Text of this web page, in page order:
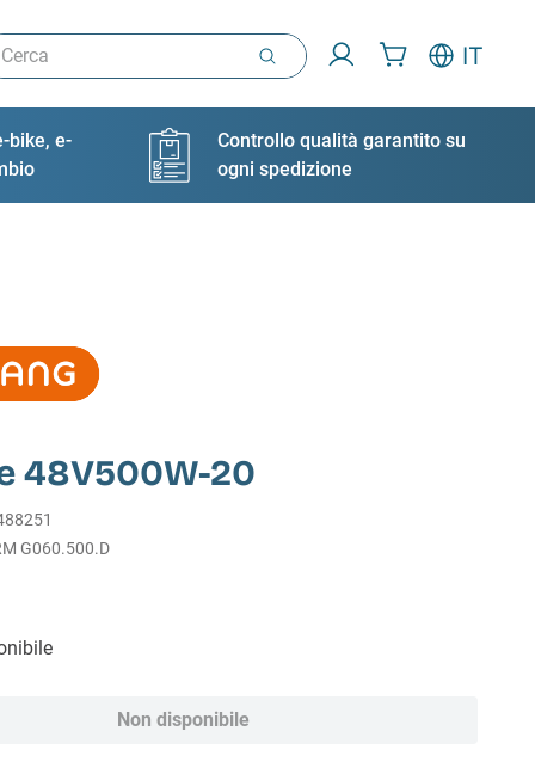
IT
bike, e-
Controllo qualità garantito su
ogni spedizione
48V500W-20
G060.500.D
Non disponibile